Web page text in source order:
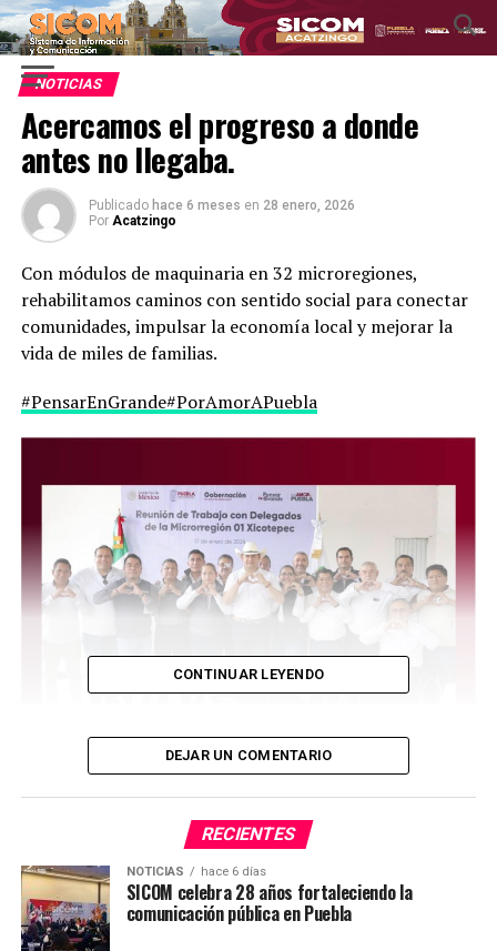
NOTICIAS
Acercamos el progreso a donde
antes no llegaba.
Publicado hace 6 meses en 28 enero, 2026
Por Acatzingo
Con módulos de maquinaria en 32 microregiones,
rehabilitamos caminos con sentido social para conectar
comunidades, impulsar la economía local y mejorar la
vida de miles de familias.
#PensarEnGrande#PorAmorAPuebla
CONTINUAR LEYENDO
DEJAR UN COMENTARIO
RECIENTES
NOTICIAS hace 6 días
SICOM celebra 28 años fortaleciendo la
comunicación pública en Puebla